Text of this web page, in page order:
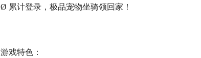
Ø 累计登录，极品宠物坐骑领回家！
游戏特色：